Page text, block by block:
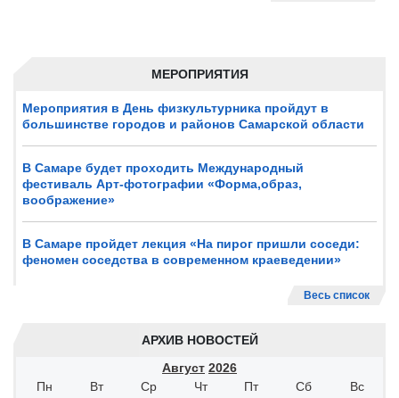
МЕРОПРИЯТИЯ
Мероприятия в День физкультурника пройдут в
большинстве городов и районов Самарской области
В Самаре будет проходить Международный
фестиваль Арт-фотографии «Форма,образ,
воображение»
В Самаре пройдет лекция «На пирог пришли соседи:
феномен соседства в современном краеведении»
Весь список
АРХИВ НОВОСТЕЙ
Август 2026
Пн
Вт Ср Чт Пт Сб Вс